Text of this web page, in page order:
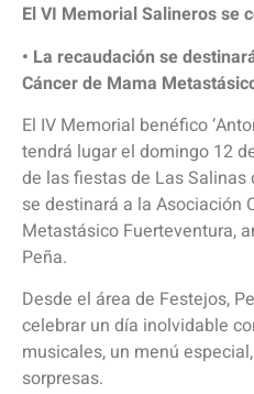
El VI Memorial Salineros se
• La recaudación se
Cáncer de Mama
El IV Memorial benéfico
tendrá lugar el domingo 12
de las fiestas de Las
se destinará a la Asociación
Metastásico Fuerteventura,
Peña.
Desde el área de Festejos,
celebrar un día inolvidable
musicales, un menú
sorpresas.